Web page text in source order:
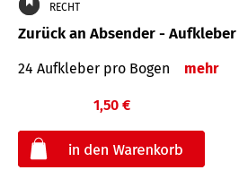
RECHT
Zurück an Absender - Aufkleber
24 Aufkleber pro Bogen mehr
1,50 €